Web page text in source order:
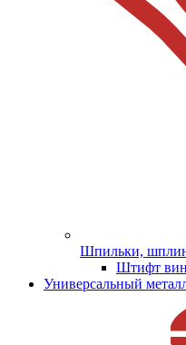
Шпильки,
Штифт
Универсальный